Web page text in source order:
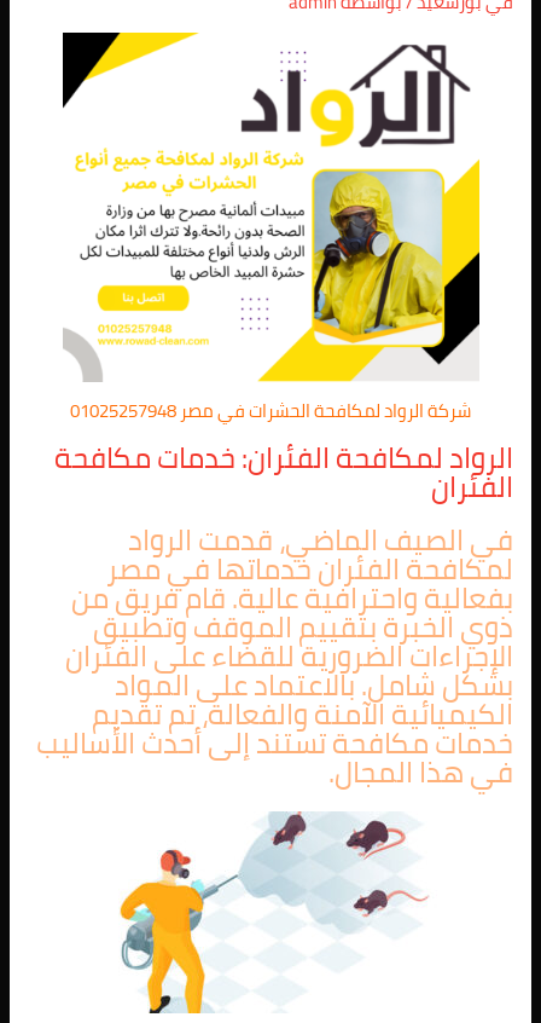
شركة الرواد لمكافحة الحشرات في مصر 01025257948
الرواد لمكافحة الفئران: خدمات مكافحة
الفئران
في الصيف الماضي، قدمت الرواد
لمكافحة الفئران خدماتها في مصر
بفعالية واحترافية عالية. قام فريق من
ذوي الخبرة بتقييم الموقف وتطبيق
الإجراءات الضرورية للقضاء على الفئران
بشكل شامل. بالاعتماد على المواد
الكيميائية الآمنة والفعالة، تم تقديم
خدمات مكافحة تستند إلى أحدث الأساليب
في هذا المجال.